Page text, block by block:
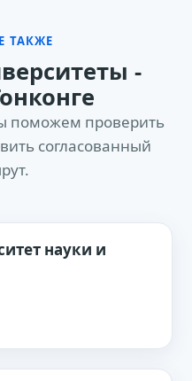
ТАКЖЕ
-
поможем проверить
согласованный
науки и